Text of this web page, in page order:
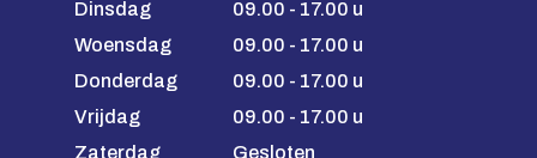
Dinsdag
09.00 - 17.00 u
Woensdag
09.00 - 17.00 u
Donderdag
09.00 - 17.00 u
Vrijdag
09.00 - 17.00 u
Zaterdag
Gesloten